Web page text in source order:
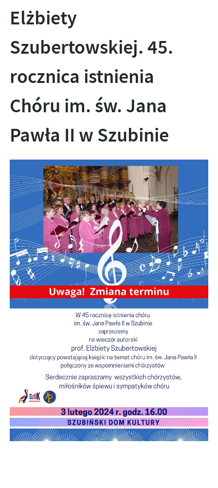
Elżbiety
Szubertowskiej. 45.
rocznica istnienia
Chóru im. św. Jana
Pawła II w Szubinie